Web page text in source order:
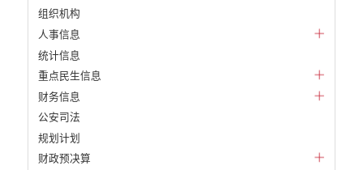
组织机构
人事信息
统计信息
重点民生信息
财务信息
公安司法
规划计划
财政预决算